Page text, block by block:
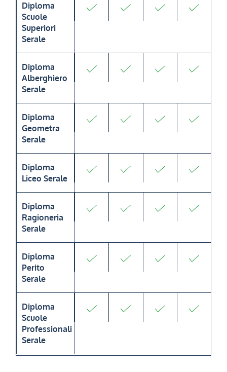
Diploma
Scuole
Superiori
Serale
Diploma
Alberghiero
Serale
Diploma
Geometra
Serale
Diploma
Liceo Serale
Diploma
Ragioneria
Serale
Diploma
Perito
Serale
Diploma
Scuole
Professionali
Serale